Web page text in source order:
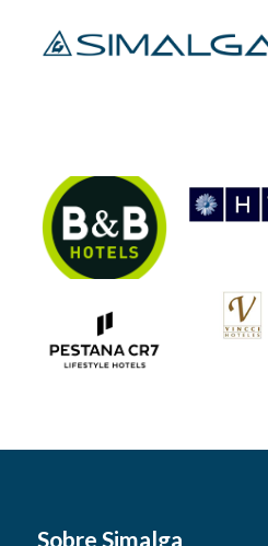
Sobre Simalga